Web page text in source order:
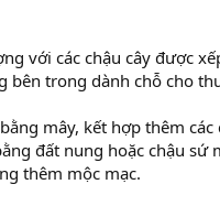
với các chậu cây được
bên trong dành chỗ cho
mây, kết hợp thêm các
đất nung hoặc chậu sứ
thêm mộc mạc.